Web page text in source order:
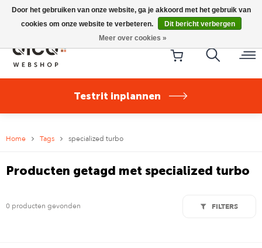
Riese & Müller Nevo5 Silent Core nu direct uit voorraad
leverbaar!
Testrit inplannen
Home Tags specialized turbo
Producten getagd met specialized turbo
0 producten gevonden FILTERS
Door het gebruiken van onze website, ga je akkoord met het gebruik van
cookies om onze website te verbeteren.
Dit bericht verbergen
Meer over cookies »